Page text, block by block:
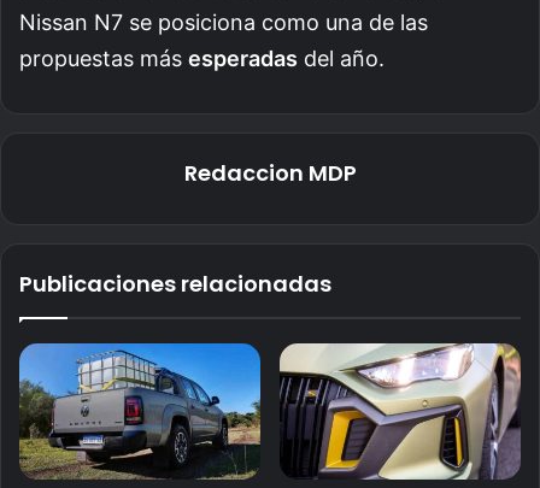
Nissan N7 se posiciona como una de las
propuestas más esperadas del año.
Redaccion MDP
Publicaciones relacionadas